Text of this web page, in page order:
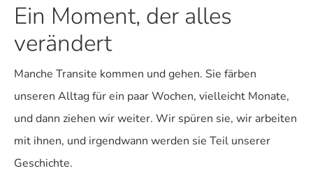
Ein Moment, der alles
verändert
Manche Transite kommen und gehen. Sie färben
unseren Alltag für ein paar Wochen, vielleicht Monate,
und dann ziehen wir weiter. Wir spüren sie, wir arbeiten
mit ihnen, und irgendwann werden sie Teil unserer
Geschichte.